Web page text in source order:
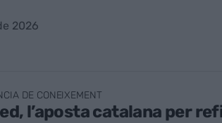
2026
DE CONEIXEMENT
l’aposta catalana per